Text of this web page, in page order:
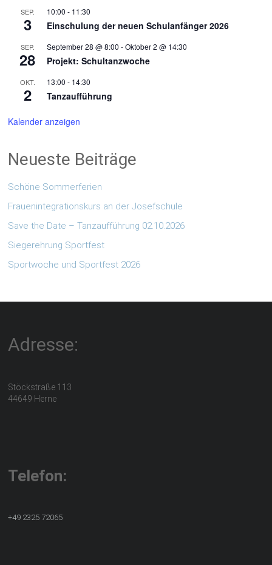
SEP.
3
10:00 - 11:30
Einschulung der neuen Schulanfänger 2026
SEP.
28
September 28 @ 8:00 -Oktober 2 @ 14:30
Projekt: Schultanzwoche
OKT.
2
13:00 - 14:30
Tanzaufführung
Kalender anzeigen
Neueste Beiträge
Schöne Sommerferien
Frauenintegrationskurs an der Josefschule
Save the Date – Tanzaufführung 02.10.2026
Siegerehrung Sportfest
Sportwoche und Sportfest 2026
Adresse:
Stöckstraße 113
44649 Herne
Telefon:
+49 2325 72065